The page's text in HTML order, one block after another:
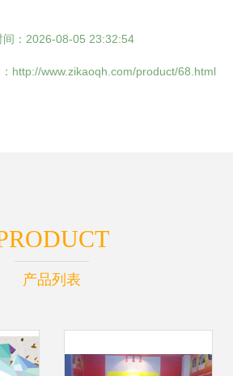
间：2026-08-05 23:32:54
http://www.zikaoqh.com/product/68.html
产品列表